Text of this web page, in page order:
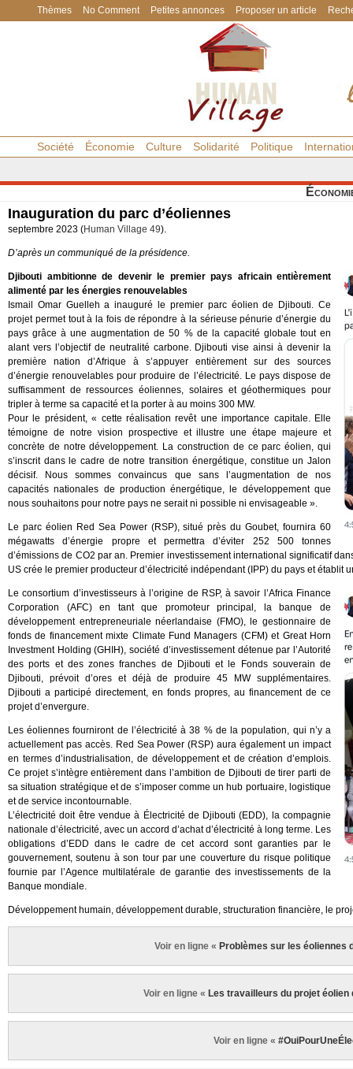
Thèmes No Comment Petites annonces Proposer un article
Société Économie Culture Solidarité Politique
Inauguration du parc d’éoliennes
septembre 2023 (Human Village 49).
D’après un communiqué de la présidence.
Djibouti ambitionne de devenir le premier pays africain entièrement
alimenté par les énergies renouvelables
Ismail Omar Guelleh a inauguré le premier parc éolien de Djibouti. Ce
projet permet tout à la fois de répondre à la sérieuse pénurie d’énergie du
pays grâce à une augmentation de 50 % de la capacité globale tout en
alant vers l’objectif de neutralité carbone. Djibouti vise ainsi à devenir la
première nation d’Afrique à s’appuyer entièrement sur des sources
d’énergie renouvelables pour produire de l’électricité. Le pays dispose de
suffisamment de ressources éoliennes, solaires et géothermiques pour
tripler à terme sa capacité et la porter à au moins 300 MW.
Pour le président, « cette réalisation revêt une importance capitale. Elle
témoigne de notre vision prospective et illustre une étape majeure et
concrète de notre développement. La construction de ce parc éolien, qui
s’inscrit dans le cadre de notre transition énergétique, constitue un Jalon
décisif. Nous sommes convaincus que sans l’augmentation de nos
capacités nationales de production énergétique, le développement que
nous souhaitons pour notre pays ne serait ni possible ni envisageable ».
Le parc éolien Red Sea Power (RSP), situé près du Goubet, fournira 60
mégawatts d’énergie propre et permettra d’éviter 252 500 tonnes
d’émissions de CO2 par an. Premier investissement international significatif
US crée le premier producteur d’électricité indépendant (IPP) du pays et établit
Le consortium d’investisseurs à l’origine de RSP, à savoir l’Africa Finance
Corporation (AFC) en tant que promoteur principal, la banque de
développement entrepreneuriale néerlandaise (FMO), le gestionnaire de
fonds de financement mixte Climate Fund Managers (CFM) et Great Horn
Investment Holding (GHIH), société d’investissement détenue par l’Autorité
des ports et des zones franches de Djibouti et le Fonds souverain de
Djibouti, prévoit d’ores et déjà de produire 45 MW supplémentaires.
Djibouti a participé directement, en fonds propres, au financement de ce
projet d’envergure.
Les éoliennes fourniront de l’électricité à 38 % de la population, qui n’y a
actuellement pas accès. Red Sea Power (RSP) aura également un impact
en termes d’industrialisation, de développement et de création d’emplois.
Ce projet s’intègre entièrement dans l’ambition de Djibouti de tirer parti de
sa situation stratégique et de s’imposer comme un hub portuaire, logistique
et de service incontournable.
L’électricité doit être vendue à Électricité de Djibouti (EDD), la compagnie
nationale d’électricité, avec un accord d’achat d’électricité à long terme. Les
obligations d’EDD dans le cadre de cet accord sont garanties par le
gouvernement, soutenu à son tour par une couverture du risque politique
fournie par l’Agence multilatérale de garantie des investissements de la
Banque mondiale.
Développement humain, développement durable, structuration financière, le
Voir en ligne « Problèmes sur les éoliennes
Voir en ligne « Les travailleurs du projet
Voir en ligne «